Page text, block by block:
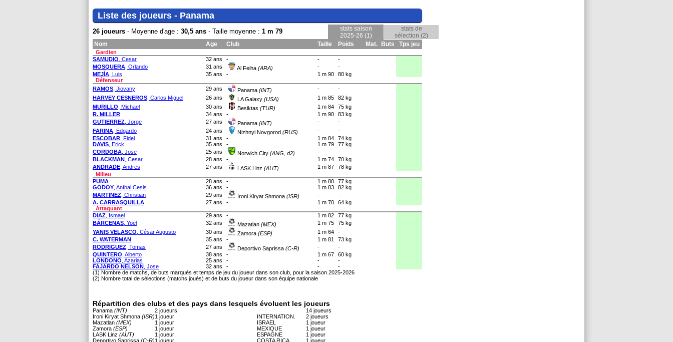
Liste des joueurs - Panama
26 joueurs - Moyenne d'age : 30,5 ans - Taille moyenne : 1 m 79
Nom Age Club Taille Poids
stats saison
2025-26 (1)
stats de
sélection (2)
Mat.
Buts Tps jeu
Gardien
SAMUDIO , Cesar 32 ans - -
-
MOSQUERA , Orlando 31 ans Al Feiha (ARA) -
-
MEJÍA , Luis 35 ans - 1 m 90
80 kg
Défenseur
RAMOS , Jiovany 29 ans Panama (INT) -
-
HARVEY CESNEROS , Carlos Miguel 26 ans LA Galaxy (USA) 1 m 85
82 kg
MURILLO , Michael 30 ans Besiktas (TUR) 1 m 84
75 kg
R. MILLER
34 ans - 1 m 90
83 kg
GUTIERREZ , Jorge 27 ans Panama (INT) -
-
FARINA , Edgardo 24 ans Nizhnyi Novgorod (RUS) -
-
ESCOBAR , Fidel 31 ans - 1 m 84
74 kg
DAVIS , Erick 35 ans - 1 m 79
77 kg
CORDOBA , Jose 25 ans Norwich City (ANG, d2) -
-
BLACKMAN , Cesar 28 ans - 1 m 74
70 kg
ANDRADE , Andres 27 ans LASK Linz (AUT) 1 m 87
78 kg
Milieu
PUMA
28 ans - 1 m 80
77 kg
GODOY , Aníbal Cesis 36 ans - 1 m 83
82 kg
MARTINEZ , Christian 29 ans Ironi Kiryat Shmona (ISR) -
-
A. CARRASQUILLA
27 ans - 1 m 70
64 kg
Attaquant
DIAZ , Ismael 29 ans - 1 m 82
77 kg
BÁRCENAS , Yoel 32 ans Mazatlan (MEX) 1 m 75
75 kg
YANIS VELASCO , César Augusto 30 ans Zamora (ESP) 1 m 64
-
C. WATERMAN
35 ans - 1 m 81
73 kg
RODRIGUEZ , Tomas 27 ans Deportivo Saprissa (C-R) -
-
QUINTERO , Alberto 38 ans - 1 m 67
60 kg
LONDONO , Azarias 25 ans - -
-
FAJARDO NELSON , Jose 32 ans - -
-
(1) Nombre de matchs, de buts marqués et temps de jeu du joueur dans son club, pour la saison 2025-2026
(2) Nombre total de sélections (matchs joués) et de buts du joueur dans son équipe nationale
Répartition des clubs et des pays dans lesquels évoluent les joueurs
Panama (INT)
2 joueurs
Ironi Kiryat Shmona (ISR)1 joueur
Mazatlan (MEX)
1 joueur
Zamora (ESP)
1 joueur
LASK Linz (AUT)
1 joueur
Deportivo Saprissa (C-R)1 joueur
14 joueurs
INTERNATION.
2 joueurs
ISRAEL
1 joueur
MEXIQUE
1 joueur
ESPAGNE
1 joueur
COSTA RICA
1 joueur